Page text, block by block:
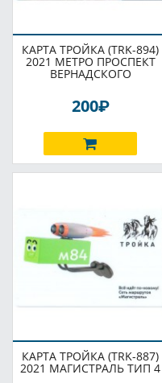
КАРТА ТРОЙКА (TRK-894)
2021 МЕТРО ПРОСПЕКТ
ВЕРНАДСКОГО
200P
КАРТА ТРОЙКА (TRK-887)
2021 МАГИСТРАЛЬ ТИП 4